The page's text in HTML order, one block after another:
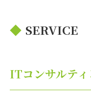
◆ SERVICE
ITコンサルテ